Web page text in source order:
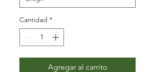
Cantidad *
Agregar al carrito